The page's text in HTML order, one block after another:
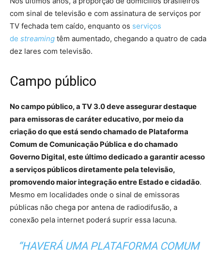
com sinal de televisão e com assinatura de serviços por
TV fechada tem caído, enquanto os serviços
de streaming têm aumentado, chegando a quatro de cada
dez lares com televisão.
Campo público
No campo público, a TV 3.0 deve assegurar destaque
para emissoras de caráter educativo, por meio da
criação do que está sendo chamado de Plataforma
Comum de Comunicação Pública e do chamado
Governo Digital, este último dedicado a garantir acesso
a serviços públicos diretamente pela televisão,
promovendo maior integração entre Estado e cidadão.
Mesmo em localidades onde o sinal de emissoras
públicas não chega por antena de radiodifusão, a
conexão pela internet poderá suprir essa lacuna.
“HAVERÁ UMA PLATAFORMA COMUM